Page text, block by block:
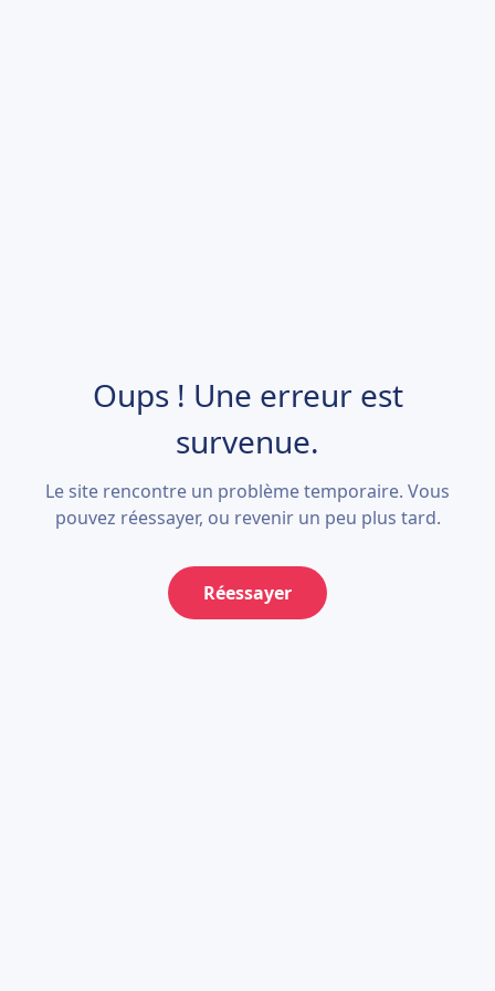
Oups ! Une erreur est
survenue.
Le site rencontre un problème temporaire. Vous
pouvez réessayer, ou revenir un peu plus tard.
Réessayer